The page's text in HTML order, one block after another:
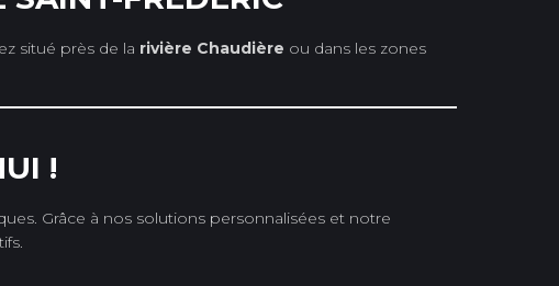
situé près de la rivière Chaudière ou dans les zones
!
Grâce à nos solutions personnalisées et notre